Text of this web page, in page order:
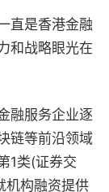
直是香港金融
和战略眼光在
融服务企业逐
链等前沿领域
1类(证券交
机构融资提供